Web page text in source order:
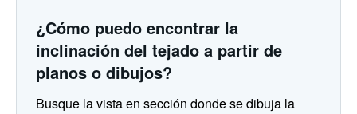
¿Cómo puedo encontrar la
inclinación del tejado a partir de
planos o dibujos?
Busque la vista en sección donde se dibuja la